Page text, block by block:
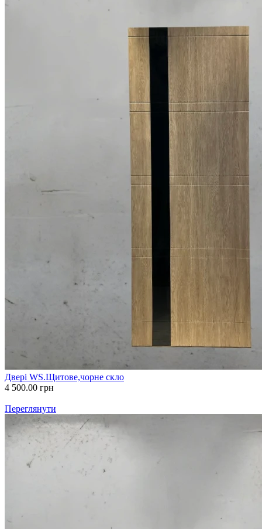
Двері WS.Щитове,чорне скло
4 500.00 грн
Переглянути